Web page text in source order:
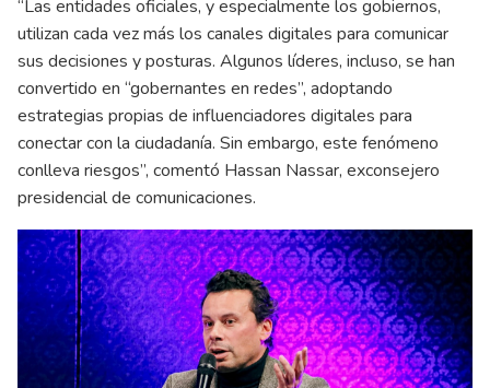
“Las entidades oficiales, y especialmente los gobiernos,
utilizan cada vez más los canales digitales para comunicar
sus decisiones y posturas. Algunos líderes, incluso, se han
convertido en “gobernantes en redes”, adoptando
estrategias propias de influenciadores digitales para
conectar con la ciudadanía. Sin embargo, este fenómeno
conlleva riesgos”, comentó Hassan Nassar, exconsejero
presidencial de comunicaciones.